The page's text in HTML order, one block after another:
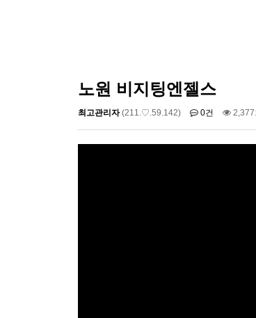
노원 비지팅엔젤스
최고관리자(211.♡.59.142) 0건 2,377